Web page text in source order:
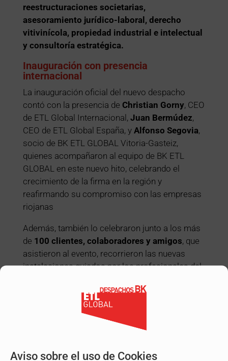
Aviso sobre el uso de Cookies
reestructuraciones societarias,
asesoramiento jurídico-laboral, derecho
vitivinícola, propiedad industrial e intelectual
y consultoría estratégica.
Inauguración con presencia
internacional
La inauguración oficial del nuevo despacho
contó con la presencia de Christian Gorny, CEO
de ETL Global Internacional, Juan Bermúdez,
CEO de ETL Global España, y Alfonso Segovia,
socio de BK ETL GLOBAL Vitoria-Gasteiz,
quienes acompañaron al equipo de BK ETL
GLOBAL en este nuevo hito, celebrando el
crecimiento de la firma en la región y
reafirmando su compromiso con las empresas
riojanas
Además, también lo celebraron junto a los más
de 100 clientes, colaboradores y amigos, que
asistieron al evento, recorrieron las nuevas
instalaciones guiados por los profesionales del
propias instalaciones.